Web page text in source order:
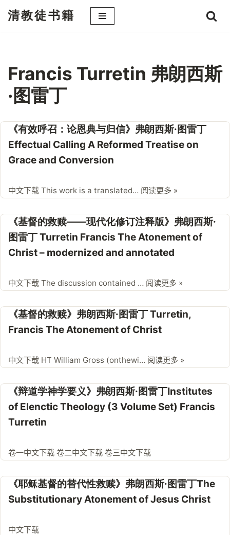
文
清教徒书籍
Francis Turretin 弗朗西斯
·图雷丁
《有效呼召：论恩典与归信》弗朗西斯·图雷丁
Effectual Calling A Reformed Treatise on
Grace and Conversion
中文下载 This work is a translated… 阅读更多 »
《基督的救赎——现代化修订注释版》弗朗西斯·
图雷丁 Turretin Francis The Atonement of
Christ – modernized and annotated
中文下载 The discussion contained … 阅读更多 »
《基督的救赎》弗朗西斯·图雷丁 Turretin,
Francis The Atonement of Christ
中文下载 HT William Gross (onthewi… 阅读更多 »
《辩道学神学要义》弗朗西斯·图雷丁Institutes
of Elenctic Theology (3 Volume Set) Francis
Turretin
卷一中文下载 卷二中文下载 卷三中文下载
《耶稣基督的替代性救赎》弗朗西斯·图雷丁The
Substitutionary Atonement of Jesus Christ
中文下载